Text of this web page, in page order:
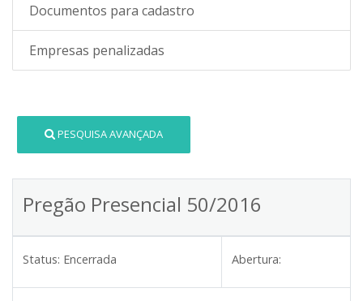
Documentos para cadastro
Empresas penalizadas
PESQUISA AVANÇADA
Pregão Presencial 50/2016
Status: Encerrada Abertura: